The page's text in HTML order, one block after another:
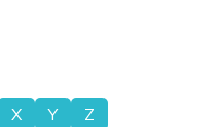
X Y Z